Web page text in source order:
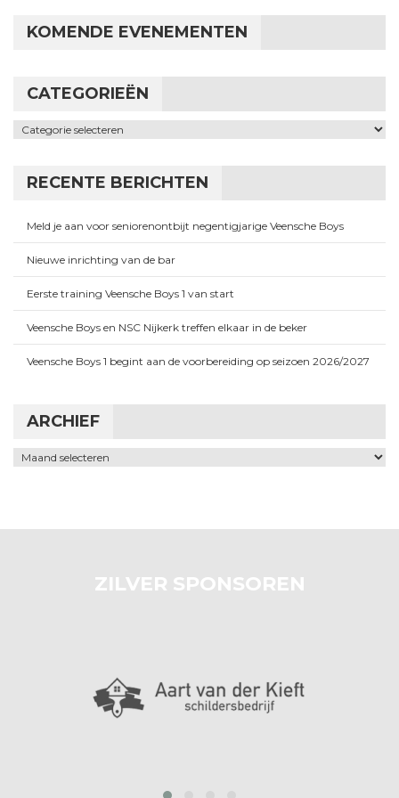
KOMENDE EVENEMENTEN
CATEGORIEËN
Categorieën
RECENTE BERICHTEN
Meld je aan voor seniorenontbijt negentigjarige Veensche Boys
Nieuwe inrichting van de bar
Eerste training Veensche Boys 1 van start
Veensche Boys en NSC Nijkerk treffen elkaar in de beker
Veensche Boys 1 begint aan de voorbereiding op seizoen 2026/2027
ARCHIEF
Archief
ZILVER SPONSOREN